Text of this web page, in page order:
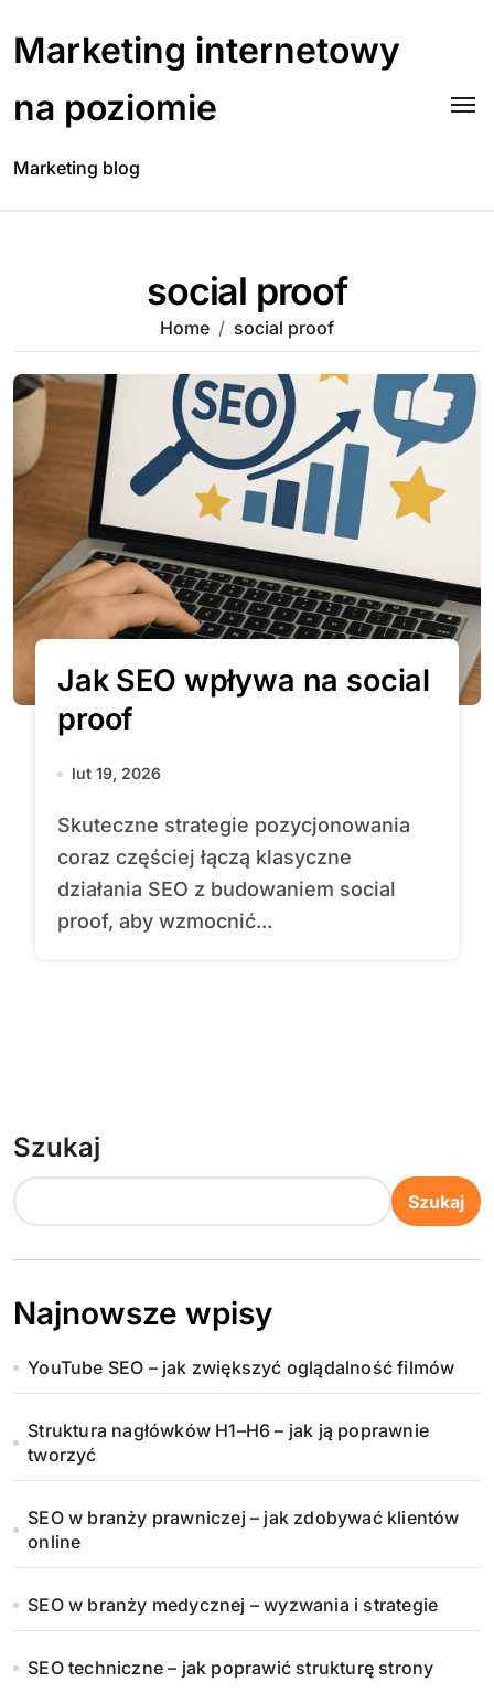
content
Marketing internetowy
na poziomie
Marketing blog
social proof
Home social proof
Jak SEO wpływa na social
proof
lut 19, 2026
Skuteczne strategie pozycjonowania
coraz częściej łączą klasyczne
działania SEO z budowaniem social
proof, aby wzmocnić...
Szukaj
Szukaj
Najnowsze wpisy
YouTube SEO – jak zwiększyć oglądalność filmów
Struktura nagłówków H1–H6 – jak ją poprawnie
tworzyć
SEO w branży prawniczej – jak zdobywać klientów
online
SEO w branży medycznej – wyzwania i strategie
SEO techniczne – jak poprawić strukturę strony